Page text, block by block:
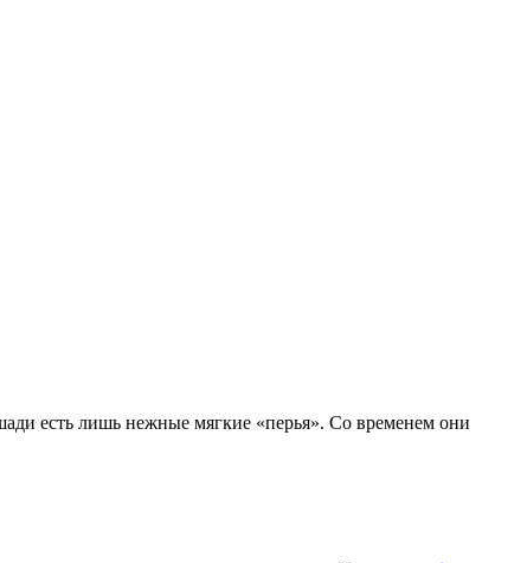
есть лишь нежные мягкие «перья». Со временем они